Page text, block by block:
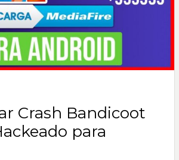
Crash Bandicoot
para